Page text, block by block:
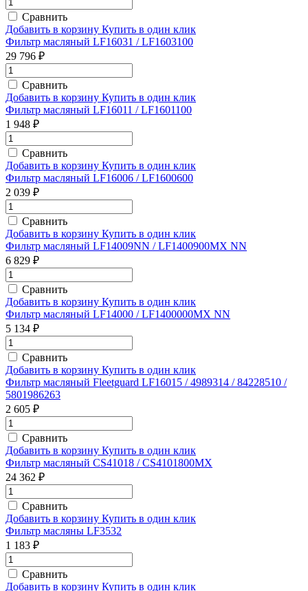
Сравнить
Добавить в корзину Купить в один клик
Фильтр масляный LF16031 / LF1603100
29 796 ₽
Сравнить
Добавить в корзину Купить в один клик
Фильтр масляный LF16011 / LF1601100
1 948 ₽
Сравнить
Добавить в корзину Купить в один клик
Фильтр масляный LF16006 / LF1600600
2 039 ₽
Сравнить
Добавить в корзину Купить в один клик
Фильтр масляный LF14009NN / LF1400900MX NN
6 829 ₽
Сравнить
Добавить в корзину Купить в один клик
Фильтр масляный LF14000 / LF1400000MX NN
5 134 ₽
Сравнить
Добавить в корзину Купить в один клик
Фильтр масляный Fleetguard LF16015 / 4989314 / 84228510 /
5801986263
2 605 ₽
Сравнить
Добавить в корзину Купить в один клик
Фильтр масляный CS41018 / CS4101800MX
24 362 ₽
Сравнить
Добавить в корзину Купить в один клик
Фильтр масляны LF3532
1 183 ₽
Сравнить
Добавить в корзину Купить в один клик